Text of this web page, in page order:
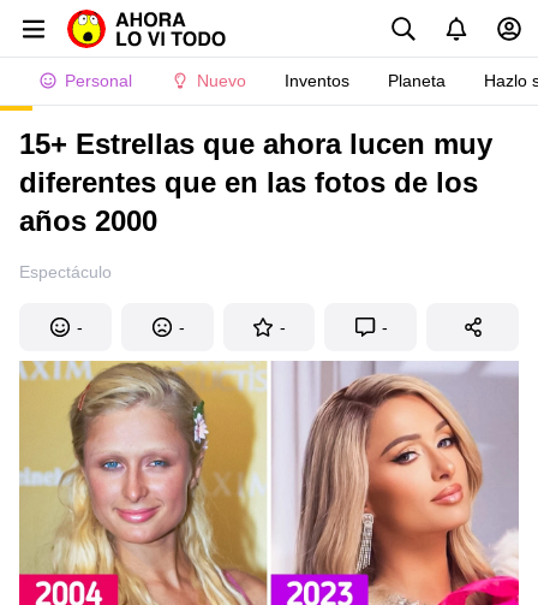
Personal Nuevo Inventos Planeta Hazlo
15+ Estrellas que ahora lucen muy
diferentes que en las fotos de los
años 2000
Espectáculo
- - - -